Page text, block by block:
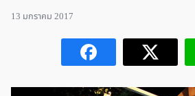
13 มกราคม 2017